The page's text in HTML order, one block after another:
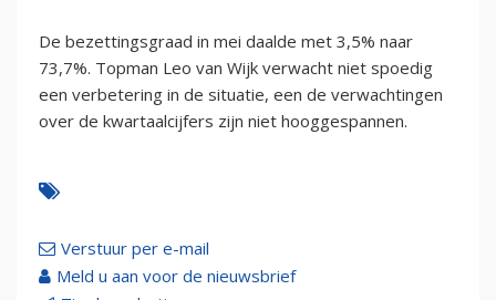
De bezettingsgraad in mei daalde met 3,5% naar
73,7%. Topman Leo van Wijk verwacht niet spoedig
een verbetering in de situatie, een de verwachtingen
over de kwartaalcijfers zijn niet hooggespannen.
Verstuur per e-mail
Meld u aan voor de nieuwsbrief